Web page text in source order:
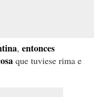
, entonces
que tuviese rima e